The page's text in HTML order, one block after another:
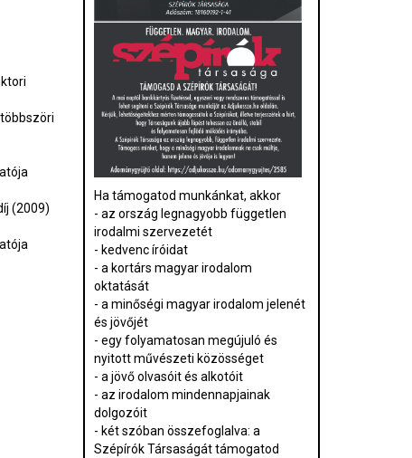
(2009)
Ha támogatod munkánkat, akkor
- az ország legnagyobb független
irodalmi szervezetét
- kedvenc íróidat
- a kortárs magyar irodalom
oktatását
- a minőségi magyar irodalom jelenét
és jövőjét
- egy folyamatosan megújuló és
nyitott művészeti közösséget
- a jövő olvasóit és alkotóit
- az irodalom mindennapjainak
dolgozóit
- két szóban összefoglalva: a
Szépírók Társaságát támogatod